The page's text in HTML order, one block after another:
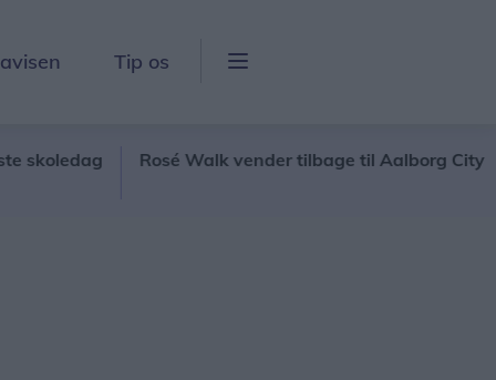
Tip os
Rosé Walk vender tilbage til Aalborg City
20